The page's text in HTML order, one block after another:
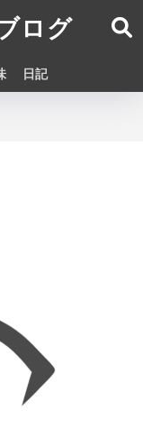
ログ
日記